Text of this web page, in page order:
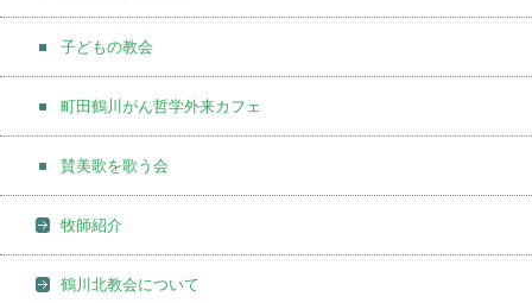
子どもの教会
町田鶴川がん哲学外来カフェ
賛美歌を歌う会
牧師紹介
鶴川北教会について